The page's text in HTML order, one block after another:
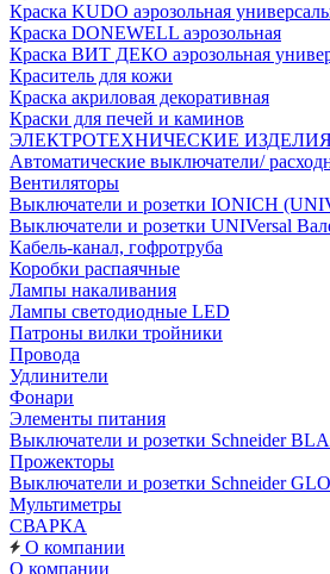
Краска KUDO аэрозольная
Краска DONEWELL аэрозольная
Краска ВИТ ДЕКО аэрозольная
Краситель для кожи
Краска акриловая декоративная
Краски для печей и каминов
ЭЛЕКТРОТЕХНИЧЕСКИЕ
Автоматические выключатели/
Вентиляторы
Выключатели и розетки IONICH
Выключатели и розетки UNIVersal
Кабель-канал, гофротруба
Коробки распаячные
Лампы накаливания
Лампы светодиодные LED
Патроны вилки тройники
Провода
Удлинители
Фонари
Элементы питания
Выключатели и розетки Schneider
Прожекторы
Выключатели и розетки Schneider
Мультиметры
СВАРКА
О компании
О компании